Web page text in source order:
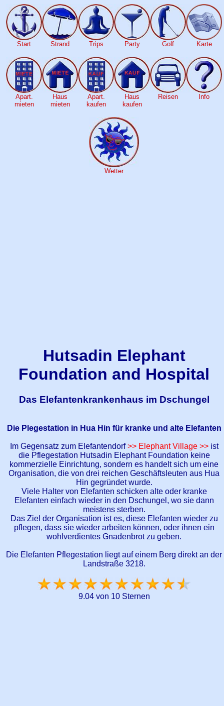
Start Strand Trips Party Golf Karte
Apart.
mieten
Haus
mieten
Apart.
kaufen
Haus
kaufen
Reisen Info
Wetter
Hutsadin Elephant
Foundation and Hospital
Das Elefantenkrankenhaus im Dschungel
Die Plegestation in Hua Hin für kranke und alte Elefanten
Im Gegensatz zum Elefantendorf>> Elephant Village >>ist
die Pflegestation Hutsadin Elephant Foundation keine
kommerzielle Einrichtung, sondern es handelt sich um eine
Organisation, die von drei reichen Geschäftsleuten aus Hua
Hin gegründet wurde.
Viele Halter von Elefanten schicken alte oder kranke
Elefanten einfach wieder in den Dschungel, wo sie dann
meistens sterben.
Das Ziel der Organisation ist es, diese Elefanten wieder zu
pflegen, dass sie wieder arbeiten können, oder ihnen ein
wohlverdientes Gnadenbrot zu geben.
Die Elefanten Pflegestation liegt auf einem Berg direkt an der
Landstraße 3218.
9.04 von 10 Sternen